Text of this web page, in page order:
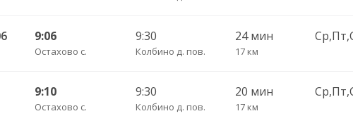
9:06
Остахово с.
9:30
Колбино д. пов.
24 мин
17 км
9:10
Остахово с.
9:30
Колбино д. пов.
20 мин
17 км